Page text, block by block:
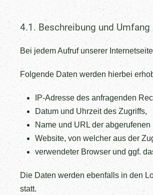
4.1. Beschreibung und Umfang
Bei jedem Aufruf unserer
Folgende Daten werden hierbei
IP-Adresse des anfragenden
Datum und Uhrzeit des Zugriffs,
Name und URL der abgerufenen
Website, von welcher aus der
verwendeter Browser und ggf.
Die Daten werden ebenfalls in den
statt.